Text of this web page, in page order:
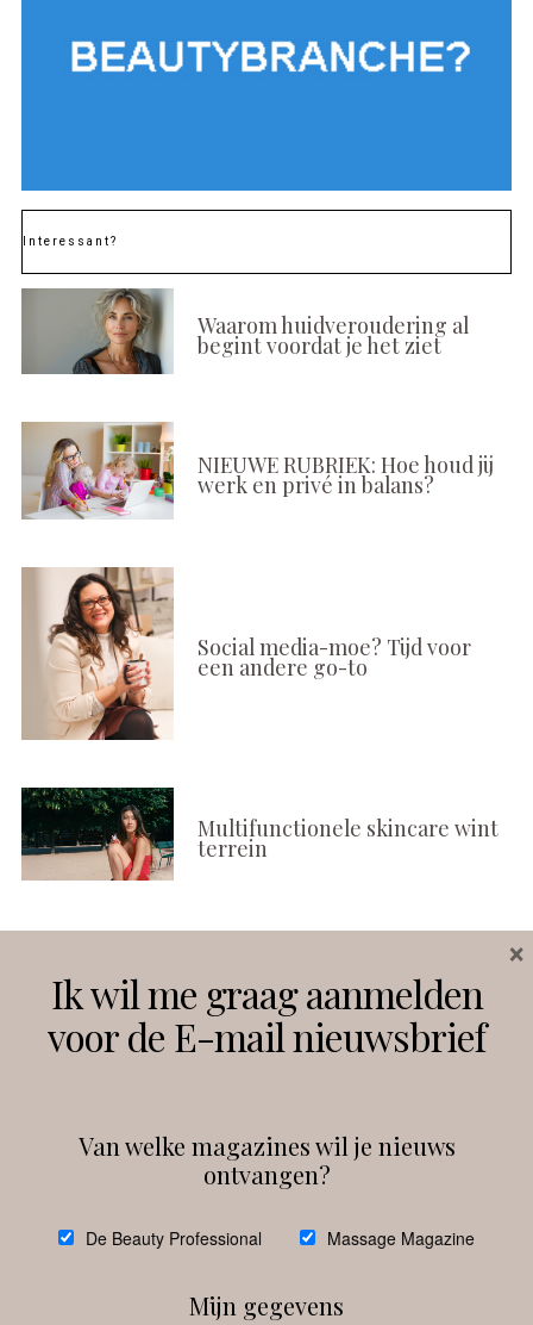
Interessant?
Waarom huidveroudering al
begint voordat je het ziet
NIEUWE RUBRIEK: Hoe houd jij
werk en privé in balans?
Social media-moe? Tijd voor
een andere go-to
Multifunctionele skincare wint
terrein
Instagram Facebook
debeautyprofessional
Ik wil me graag aanmelden
voor de E-mail nieuwsbrief
Van welke magazines wil je nieuws
ontvangen?
De Beauty Professional Massage Magazine
Mijn gegevens
×